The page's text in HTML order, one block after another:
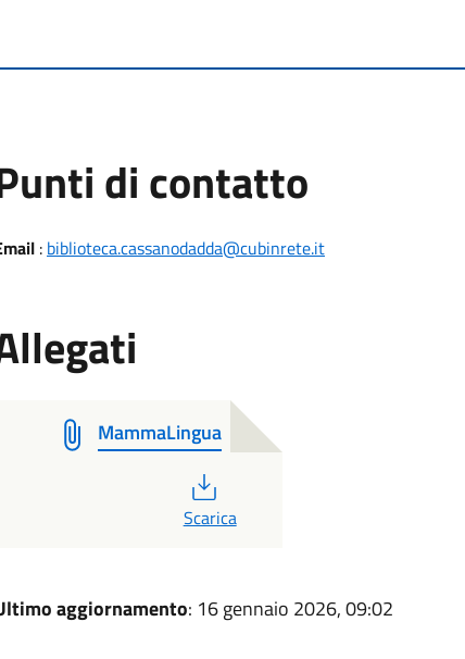
di contatto
: biblioteca.cassanodadda@cubinrete.it
MammaLingua
PDF
Scarica
aggiornamento: 16 gennaio 2026, 09:02